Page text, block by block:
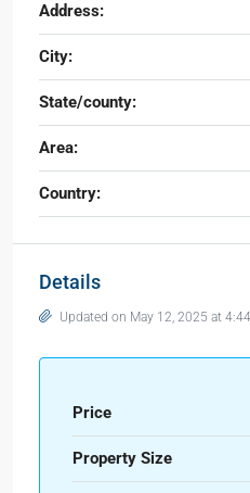
Address:
City:
State/county:
Area:
Country:
Details
Updated on May 12, 2025 at
Price
Property Size